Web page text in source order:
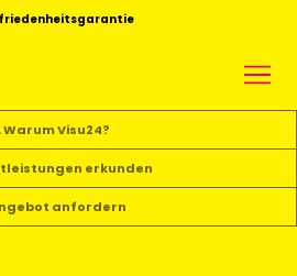
Warum Visu24?
erkunden
anfordern